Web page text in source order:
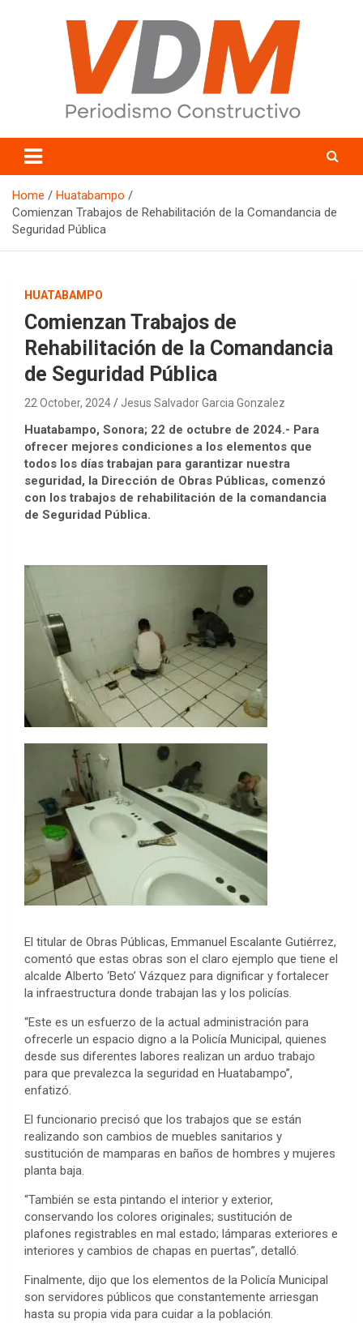
valledelmayo.com
Home
Huatabampo
Comienzan Trabajos de Rehabilitación de la Comandancia de
Seguridad Pública
HUATABAMPO
Comienzan Trabajos de
Rehabilitación de la Comandancia
de Seguridad Pública
22 October, 2024 Jesus Salvador Garcia Gonzalez
Huatabampo, Sonora; 22 de octubre de 2024.- Para
ofrecer mejores condiciones a los elementos que
todos los días trabajan para garantizar nuestra
seguridad, la Dirección de Obras Públicas, comenzó
con los trabajos de rehabilitación de la comandancia
de Seguridad Pública.
El titular de Obras Públicas, Emmanuel Escalante Gutiérrez,
comentó que estas obras son el claro ejemplo que tiene el
alcalde Alberto ‘Beto’ Vázquez para dignificar y fortalecer
la infraestructura donde trabajan las y los policías.
“Este es un esfuerzo de la actual administración para
ofrecerle un espacio digno a la Policía Municipal, quienes
desde sus diferentes labores realizan un arduo trabajo
para que prevalezca la seguridad en Huatabampo”,
enfatizó.
El funcionario precisó que los trabajos que se están
realizando son cambios de muebles sanitarios y
sustitución de mamparas en baños de hombres y mujeres
planta baja.
“También se esta pintando el interior y exterior,
conservando los colores originales; sustitución de
plafones registrables en mal estado; lámparas exteriores e
interiores y cambios de chapas en puertas”, detalló.
Finalmente, dijo que los elementos de la Policía Municipal
son servidores públicos que constantemente arriesgan
hasta su propia vida para cuidar a la población.